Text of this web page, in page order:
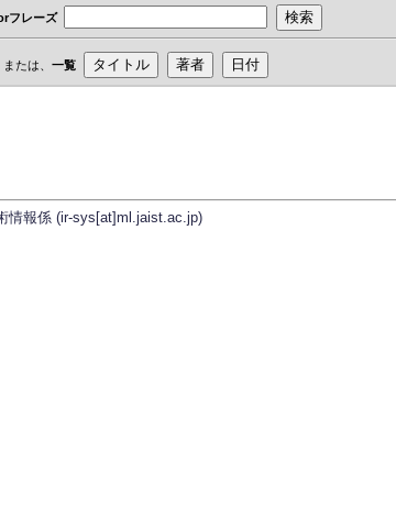
フレーズ
または、 一覧
情報係 (ir-sys[at]ml.jaist.ac.jp)